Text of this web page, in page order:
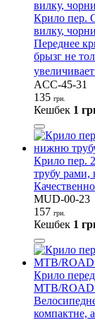
Крило пер.
вилку,
Переднее
брызг не
ACC-45-31
135 грн.
Кешбек 1
Крило пер.
трубу рами,
MUD-00-23
157 грн.
Кешбек 1
Крило
MTB/ROAD
компактне,